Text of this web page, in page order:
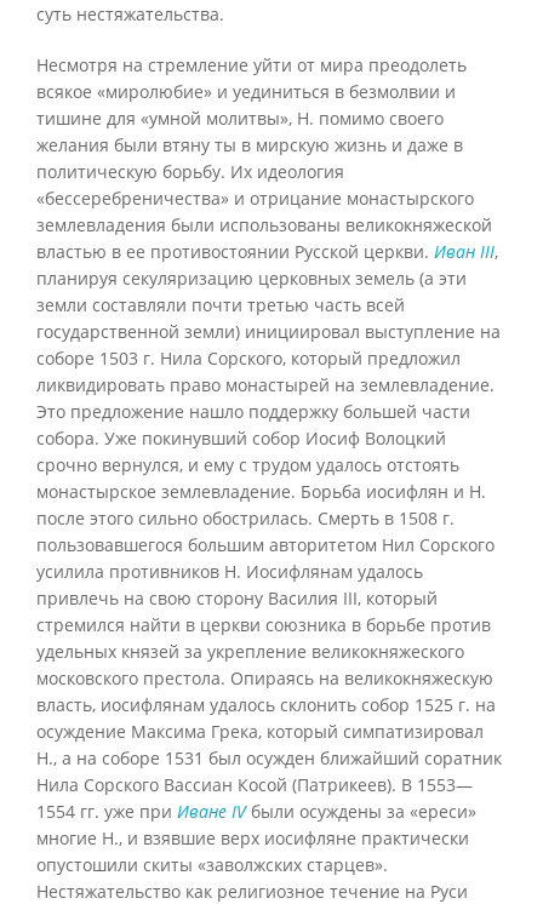
суть нестяжательства.
Несмотря на стремление уйти от мира преодолеть
всякое «миролюбие» и уединиться в безмолвии и
тишине для «умной молитвы», Н. помимо своего
желания были втяну ты в мирскую жизнь и даже в
политическую борьбу. Их идеология
«бессеребреничества» и отрицание монастырского
землевладения были использованы великокняжеской
властью в ее противостоянии Русской церкви. Иван III,
планируя секуляризацию церковных земель (а эти
земли составляли почти третью часть всей
государственной земли) инициировал выступление на
соборе 1503 г. Нила Сорского, который предложил
ликвидировать право монастырей на землевладение.
Это предложение нашло поддержку большей части
собора. Уже покинувший собор Иосиф Волоцкий
срочно вернулся, и ему с трудом удалось отстоять
монастырское землевладение. Борьба иосифлян и Н.
после этого сильно обострилась. Смерть в 1508 г.
пользовавшегося большим авторитетом Нил Сорского
усилила противников Н. Иосифлянам удалось
привлечь на свою сторону Василия III, который
стремился найти в церкви союзника в борьбе против
удельных князей за укрепление великокняжеского
московского престола. Опираясь на великокняжескую
власть, иосифлянам удалось склонить собор 1525 г. на
осуждение Максима Грека, который симпатизировал
Н., а на соборе 1531 был осужден ближайший соратник
Нила Сорского Вассиан Косой (Патрикеев). В 1553—
1554 гг. уже при Иване IVбыли осуждены за «ереси»
многие Н., и взявшие верх иосифляне практически
опустошили скиты «заволжских старцев».
Нестяжательство как религиозное течение на Руси